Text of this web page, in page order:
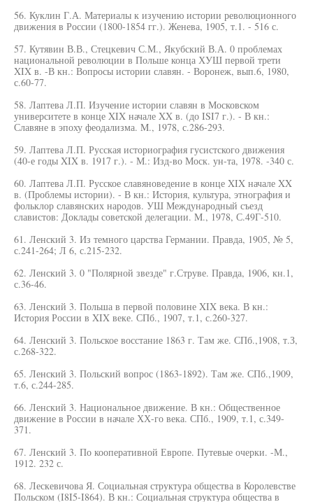
56. Куклин Г.А. Материалы к изучению истории революционного
движения в России (1800-1854 гг.). Женева, 1905, т.1. - 516 с.
57. Кутявин В.В., Стецкевич С.М., Якубский В.А. 0 проблемах
национальной революции в Польше конца ХУШ первой трети
XIX в. -В кн.: Вопросы истории славян. - Воронеж, вып.6, 1980,
с.60-77.
58. Лаптева Л.П. Изучение истории славян в Московском
университете в конце XIX начале XX в. (до ISI7 г.). - В кн.:
Славяне в эпоху феодализма. M., 1978, с.286-293.
59. Лаптева Л.П. Русская историография гусистского движения
(40-е годы XIX в. 1917 г.). - М.: Изд-во Моск. ун-та, 1978. -340 с.
60. Лаптева Л.П. Русское славяноведение в конце XIX начале XX
в. (Проблемы истории). - В кн.: История, культура, этнография и
фольклор славянских народов. УШ Международный съезд
славистов: Доклады советской делегации. M., 1978, С.49Г-510.
61. Ленский 3. Из темного царства Германии. Правда, 1905, № 5,
с.241-264; Л 6, с.215-232.
62. Ленский 3. 0 "Полярной звезде" г.Струве. Правда, 1906, кн.1,
с.36-46.
63. Ленский 3. Польша в первой половине XIX века. В кн.:
История России в XIX веке. СПб., 1907, т.1, с.260-327.
64. Ленский 3. Польское восстание 1863 г. Там же. СПб.,1908, т.З,
с.268-322.
65. Ленский 3. Польский вопрос (1863-1892). Там же. СПб.,1909,
т.6, с.244-285.
66. Ленский 3. Национальное движение. В кн.: Общественное
движение в России в начале ХХ-го века. СПб., 1909, т.1, с.349-
371.
67. Ленский 3. По кооперативной Европе. Путевые очерки. -М.,
1912. 232 с.
68. Лескевичова Я. Социальная структура общества в Королевстве
Польском (I8I5-I864). В кн.: Социальная структура общества в